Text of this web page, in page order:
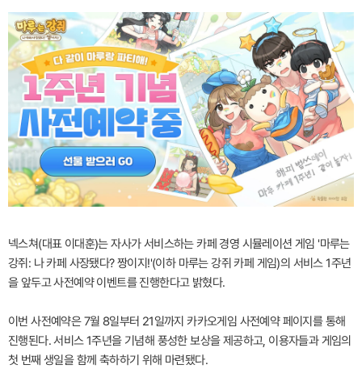
넥스쳐(대표 이대훈)는 자사가 서비스하는 카페 경영 시뮬레이션 게임 '마루는
강쥐: 나 카페 사장됐다? 짱이지!'(이하 마루는 강쥐 카페 게임)의 서비스 1주년
을 앞두고 사전예약 이벤트를 진행한다고 밝혔다.
이번 사전예약은 7월 8일부터 21일까지 카카오게임 사전예약 페이지를 통해
진행된다. 서비스 1주년을 기념해 풍성한 보상을 제공하고, 이용자들과 게임의
첫 번째 생일을 함께 축하하기 위해 마련됐다.